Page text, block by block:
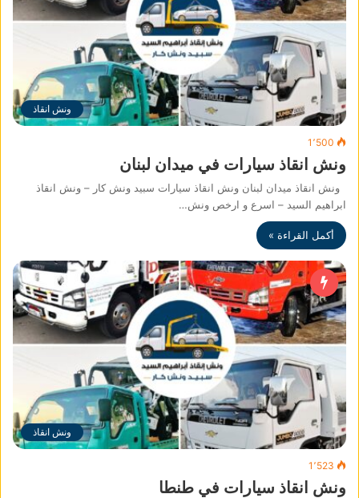
ونش انقاذ
1٬500
ونش انقاذ سيارات في ميدان لبنان
ونش انقاذ ميدان لبنان ونش انقاذ سيارات سبيد ونش كار – ونش انقاذ
ابراهيم السيد – اسرع و ارخص ونش…
أكمل القراءة »
ونش انقاذ
1٬523
ونش انقاذ سيارات في طنطا